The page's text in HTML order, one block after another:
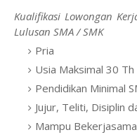
Kualifikasi Lowongan
Lulusan SMA / SMK
Pria
Usia Maksimal 30 Th
Pendidikan Minimal
Jujur, Teliti, Disiplin
Mampu